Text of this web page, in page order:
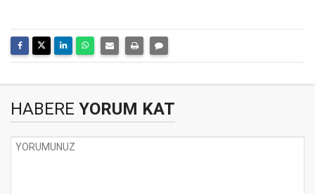
HABERE YORUM KAT